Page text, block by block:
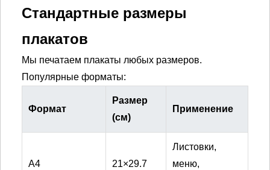
Стандартные размеры
плакатов
Мы печатаем плакаты любых размеров.
Популярные форматы:
Формат
Размер
(см)
Применение
А4 21×29.7
Листовки,
меню,